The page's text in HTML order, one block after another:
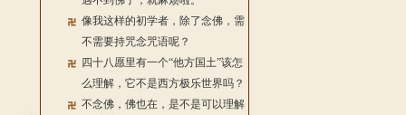
像我这样的初学者，除了念佛，需
不需要持咒念咒语呢？
四十八愿里有一个“他方国土”该怎
么理解，它不是西方极乐世界吗？
不念佛，佛也在，是不是可以理解